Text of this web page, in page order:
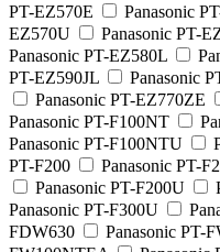
PT-EZ570E
Panasonic
EZ570U
Panasonic PT-
Panasonic PT-EZ580L
PT-EZ590JL
Panasonic
Panasonic PT-EZ770ZE
Panasonic PT-F100NT
Panasonic PT-F100NTU
PT-F200
Panasonic PT-
Panasonic PT-F200U
Panasonic PT-F300U
FDW630
Panasonic PT-